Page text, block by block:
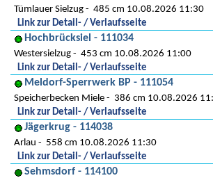
Tümlauer Sielzug
485 cm 10.08.2026 11:30
Link zur Detail- / Verlaufsseite
Hochbrücksiel - 111034
Westersielzug
453 cm 10.08.2026 11:00
Link zur Detail- / Verlaufsseite
Meldorf-Sperrwerk BP - 111054
Speicherbecken Miele
386 cm 10.08.2026
Link zur Detail- / Verlaufsseite
Jägerkrug - 114038
Arlau
558 cm 10.08.2026 11:30
Link zur Detail- / Verlaufsseite
Sehmsdorf - 114100